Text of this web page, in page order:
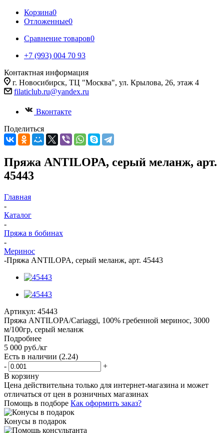
Корзина0
Отложенные0
Сравнение товаров0
+7 (993) 004 70 93
Контактная информация
г. Новосибирск, ТЦ "Москва", ул. Крылова, 26, этаж 4
filaticlub.ru@yandex.ru
Вконтакте
Поделиться
Пряжа ANTILOPA, серый меланж, арт.
45443
Главная
-
Каталог
-
Пряжа в бобинах
-
Меринос
-Пряжа ANTILOPA, серый меланж, арт. 45443
Артикул: 45443
Пряжа ANTILOPA/Cariaggi, 100% гребенной меринос, 3000
м/100гр, серый меланж
Подробнее
5 000 руб./кг
Есть в наличии (2.24)
-
+
В корзину
Цена действительна только для интернет-магазина и может
отличаться от цен в розничных магазинах
Помощь в подборе Как оформить заказ?
Конусы в подарок